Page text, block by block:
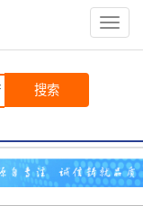
切
换
搜索